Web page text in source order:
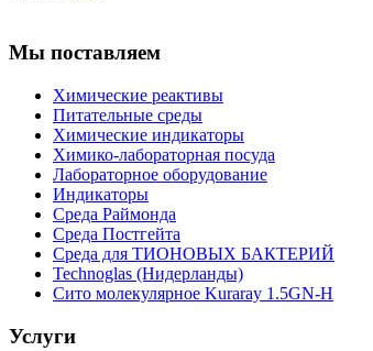
Мы поставляем
Химические реактивы
Питательные среды
Химические индикаторы
Химико-лабораторная посуда
Лабораторное оборудование
Индикаторы
Среда Раймонда
Среда Постгейта
Среда для ТИОНОВЫХ БАКТЕРИЙ
Technoglas (Нидерланды)
Сито молекулярное Kuraray 1.5GN-H
Услуги